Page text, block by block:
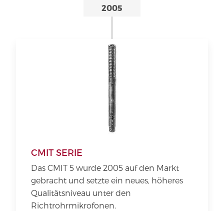
2005
CMIT SERIE
Das CMIT 5 wurde 2005 auf den Markt
gebracht und setzte ein neues, höheres
Qualitätsniveau unter den
Richtrohrmikrofonen.